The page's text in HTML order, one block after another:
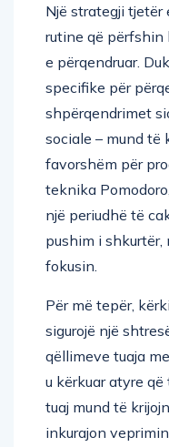
Një strategji tjetër
rutine që përfshin
e përqendruar.
specifike për
shpërqendrimet
sociale – mund të
favorshëm për
teknika
një periudhë të
pushim i shkurtër,
fokusin.
Për më tepër,
sigurojë një
qëllimeve tuaja
u kërkuar atyre
tuaj mund të
inkurajon